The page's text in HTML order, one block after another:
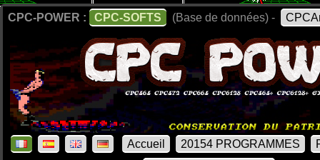
CPC-POWER : CPC-SOFTS (Base de données) -
Accueil 20154 PROGRAMMES